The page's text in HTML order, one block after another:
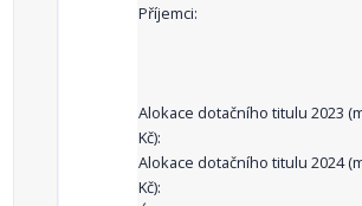
Příjemci:
Alokace dotačního titulu 2023
Kč):
Alokace dotačního titulu 2024
Kč):